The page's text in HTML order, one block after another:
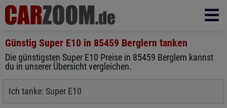
Günstig Super E10 in 85459 Berglern tanken
Die günstigsten Super E10 Preise in 85459 Berglern kannst
du in unserer Übersicht vergleichen.